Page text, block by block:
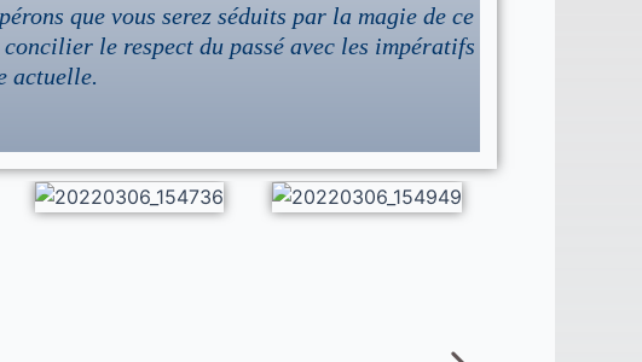
que vous serez séduits par la magie de ce
le respect du passé avec les impératifs
actuelle.